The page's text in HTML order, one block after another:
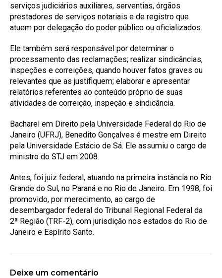
serviços judiciários auxiliares, serventias, órgãos
prestadores de serviços notariais e de registro que
atuem por delegação do poder público ou oficializados.
Ele também será responsável por determinar o
processamento das reclamações; realizar sindicâncias,
inspeções e correições, quando houver fatos graves ou
relevantes que as justifiquem; elaborar e apresentar
relatórios referentes ao conteúdo próprio de suas
atividades de correição, inspeção e sindicância.
Bacharel em Direito pela Universidade Federal do Rio de
Janeiro (UFRJ), Benedito Gonçalves é mestre em Direito
pela Universidade Estácio de Sá. Ele assumiu o cargo de
ministro do STJ em 2008.
Antes, foi juiz federal, atuando na primeira instância no Rio
Grande do Sul, no Paraná e no Rio de Janeiro. Em 1998, foi
promovido, por merecimento, ao cargo de
desembargador federal do Tribunal Regional Federal da
2ª Região (TRF-2), com jurisdição nos estados do Rio de
Janeiro e Espírito Santo.
Deixe um comentário